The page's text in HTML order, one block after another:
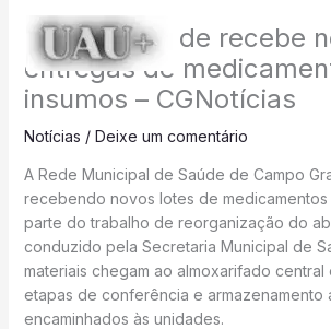
conteúdo
Rede de saúde recebe
entregas de
insumos – CGNotícias
Notícias / Deixe um comentário
A Rede Municipal de Saúde de Campo
recebendo novos lotes de medicamentos
parte do trabalho de reorganização do
conduzido pela Secretaria Municipal de
materiais chegam ao almoxarifado central
etapas de conferência e armazenamento
encaminhados às unidades.